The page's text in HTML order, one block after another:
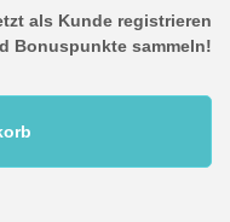
als Kunde registrieren
Bonuspunkte sammeln!